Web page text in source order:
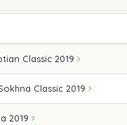
Classic 2019
Classic 2019
2019